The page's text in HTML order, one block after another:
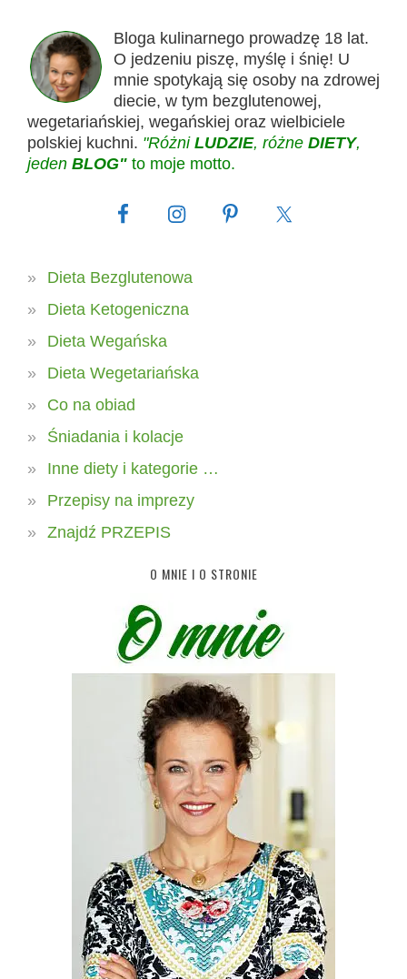
Bloga kulinarnego prowadzę 18 lat.
O jedzeniu piszę, myślę i śnię! U
mnie spotykają się osoby na zdrowej
diecie, w tym bezglutenowej,
wegetariańskiej, wegańskiej oraz wielbiciele
polskiej kuchni. "Różni LUDZIE, różne DIETY,
jeden BLOG" to moje motto.
Dieta Bezglutenowa
Dieta Ketogeniczna
Dieta Wegańska
Dieta Wegetariańska
Co na obiad
Śniadania i kolacje
Inne diety i kategorie …
Przepisy na imprezy
Znajdź PRZEPIS
O MNIE I O STRONIE